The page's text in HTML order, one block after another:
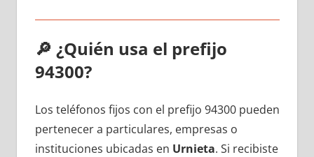
🔎 ¿Quién usa el prefijo
94300?
Los teléfonos fijos сοn el prefijo 94300 pueden
pertenecer а particulares, empresas ο
instituciones ubicadas en Urnieta. Si recibiste